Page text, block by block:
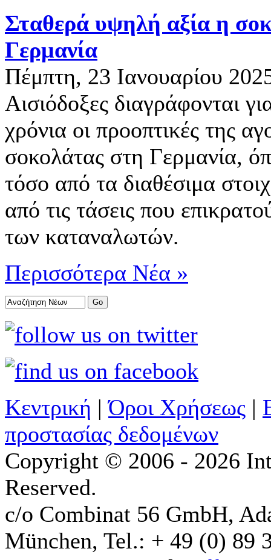
Σταθερά υψηλή αξία η
Γερμανία
Πέμπτη, 23 Ιανουαρίου
Αισιόδοξες διαγράφονται
χρόνια οι προοπτικές της
σοκολάτας στη Γερμανία,
τόσο από τα διαθέσιμα
από τις τάσεις που
των καταναλωτών.
Περισσότερα Νέα »
Κεντρική |Όροι Χρήσεως |
προστασίας δεδομένων
Copyright © 2006 - 2026
Reserved.
c/o Combinat 56 GmbH,
München, Tel.: + 49 (0) 89